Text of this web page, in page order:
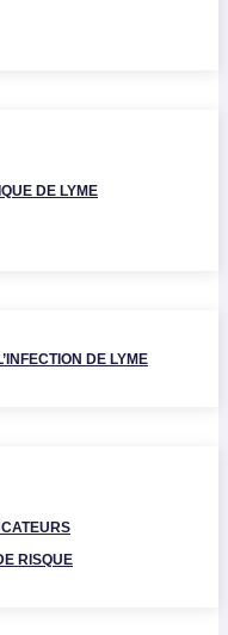
DE LYME
DE LYME
RISQUE